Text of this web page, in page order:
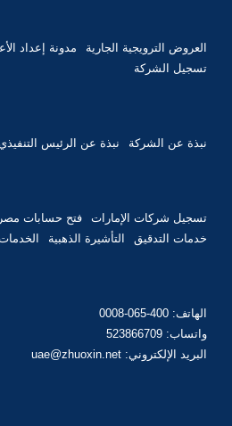
العروض الترويجية الجارية مدونة إعداد
تسجيل الشركة
نبذة عن الشركة نبذة عن الرئيس التنفيذي
تسجيل شركات الإمارات فتح حسابات
خدمات التدقيق
التأشيرة الذهبية
الهاتف: 400-065-0008
واتساب: 523866709
البريد الإلكتروني: uae@zhuoxin.net